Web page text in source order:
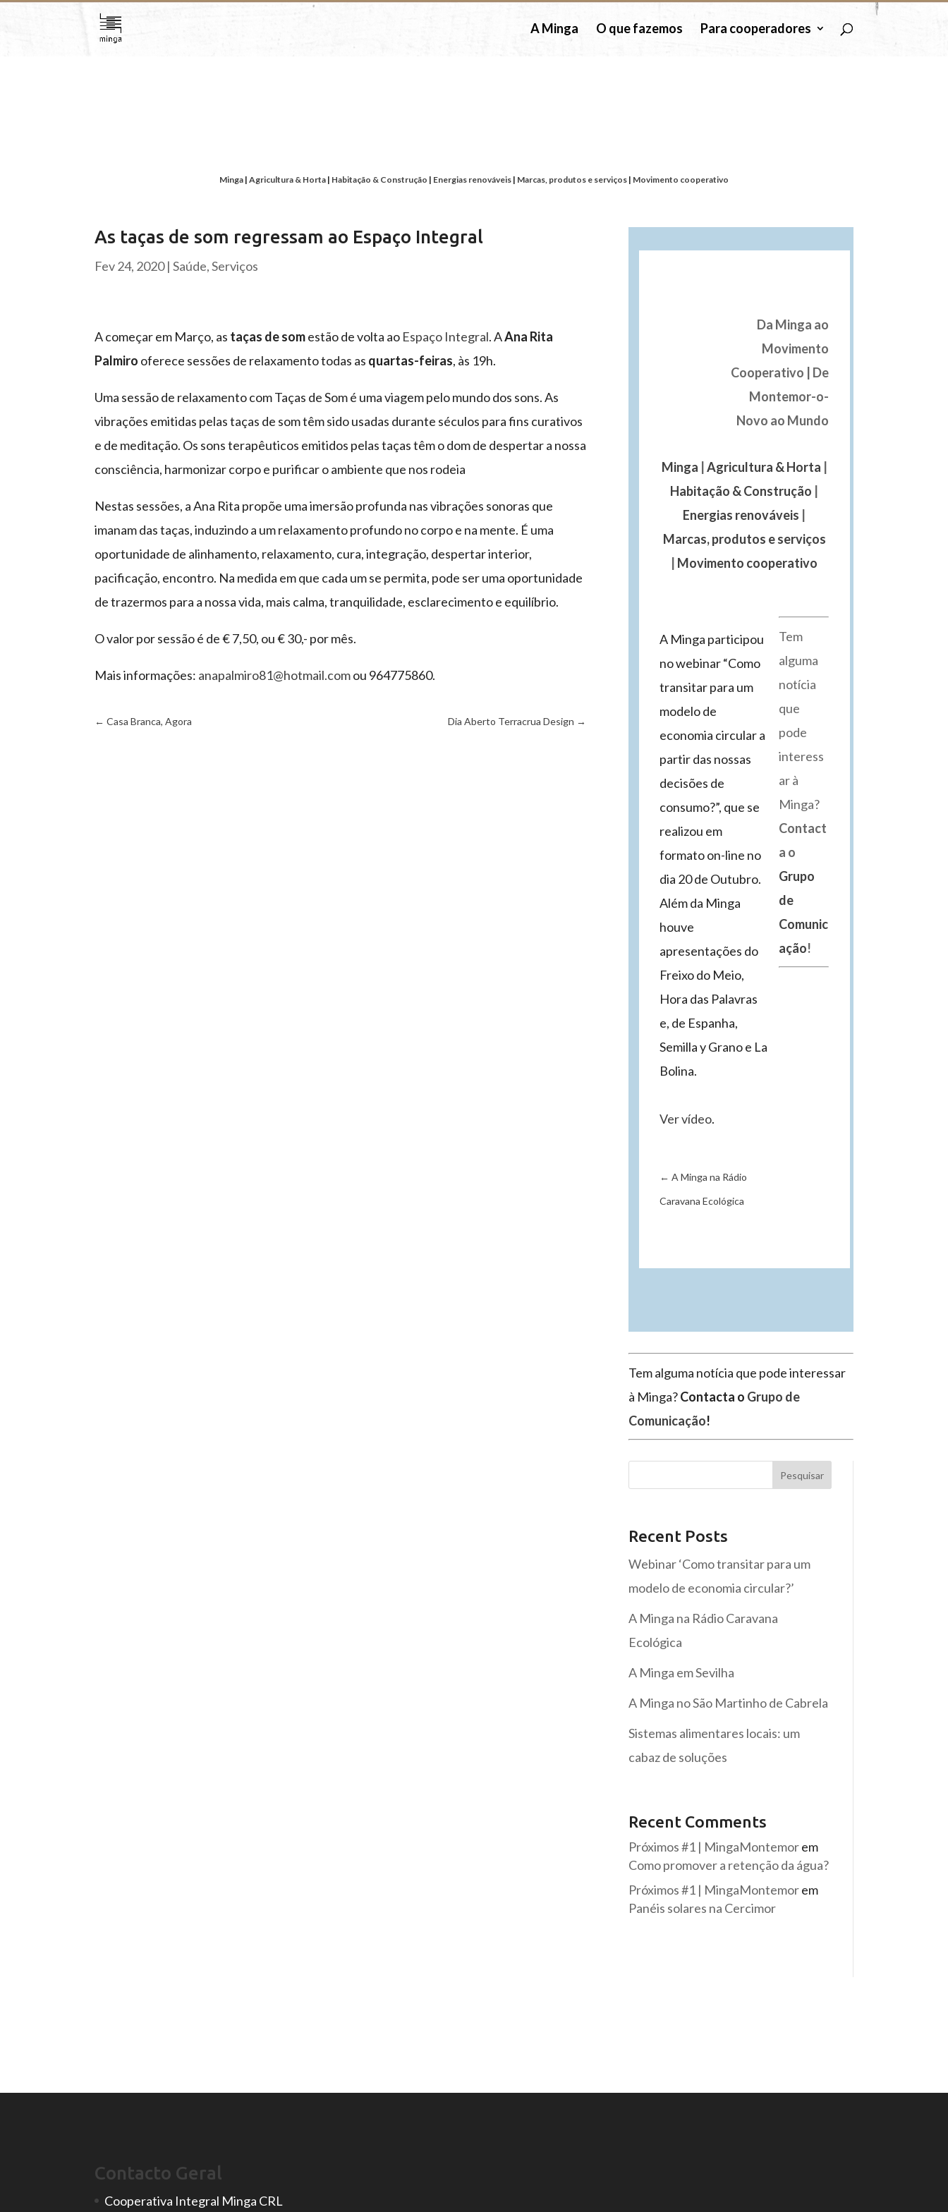
A Minga O que fazemos Para cooperadores
Minga | Agricultura & Horta | Habitação & Construção | Energias renováveis | Marcas, produtos e serviços | Movimento cooperativo
As taças de som regressam ao Espaço Integral
Fev 24, 2020|Saúde,Serviços
A começar em Março, as taças de somestão de volta ao Espaço Integral. AAna Rita
Palmiro oferece sessões de relaxamento todas as quartas-feiras, às 19h.
Uma sessão de relaxamento com Taças de Som é uma viagem pelo mundo dos sons. As
vibrações emitidas pelas taças de som têm sido usadas durante séculos para fins curativos
e de meditação. Os sons terapêuticos emitidos pelas taças têm o dom de despertar a nossa
consciência, harmonizar corpo e purificar o ambiente que nos rodeia
Nestas sessões, a Ana Rita propõe uma imersão profunda nas vibrações sonoras que
imanam das taças, induzindo a um relaxamento profundo no corpo e na mente. É uma
oportunidade de alinhamento, relaxamento, cura, integração, despertar interior,
pacificação, encontro. Na medida em que cada um se permita, pode ser uma oportunidade
de trazermos para a nossa vida, mais calma, tranquilidade, esclarecimento e equilíbrio.
O valor por sessão é de € 7,50, ou € 30,- por mês.
Mais informações: anapalmiro81@hotmail.comou 964775860.
←Casa Branca, Agora Dia Aberto Terracrua Design →
Da Minga ao
Movimento
Cooperativo | De
Montemor-o-
Novo ao Mundo
Minga Agricultura & Horta
Habitação & Construção
Energias renováveis
Marcas, produtos e serviços
Movimento cooperativo
A Minga participou
no webinar “Como
transitar para um
modelo de
economia circular a
partir das nossas
decisões de
consumo?”, que se
realizou em
formato on-line no
dia 20 de Outubro.
Além da Minga
houve
apresentações do
Freixo do Meio,
Hora das Palavras
e, de Espanha,
Semilla y Grano e La
Bolina.
Ver vídeo.
←A Minga na Rádio
Caravana Ecológica
Tem
alguma
notícia
que
pode
interess
ar à
Minga?
Contact
a o
Grupo
de
Comunic
ação!
Tem alguma notícia que pode interessar
à Minga?Contacta o Grupo de
Comunicação!
Pesquisar
Recent Posts
Webinar ‘Como transitar para um
modelo de economia circular?’
A Minga na Rádio Caravana
Ecológica
A Minga em Sevilha
A Minga no São Martinho de Cabrela
Sistemas alimentares locais: um
cabaz de soluções
Recent Comments
Próximos #1 | MingaMontemorem
Como promover a retenção da água?
Próximos #1 | MingaMontemorem
Panéis solares na Cercimor
Contacto Geral
Cooperativa Integral Minga CRL